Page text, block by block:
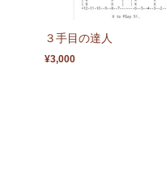
３手目の達人
¥3,000